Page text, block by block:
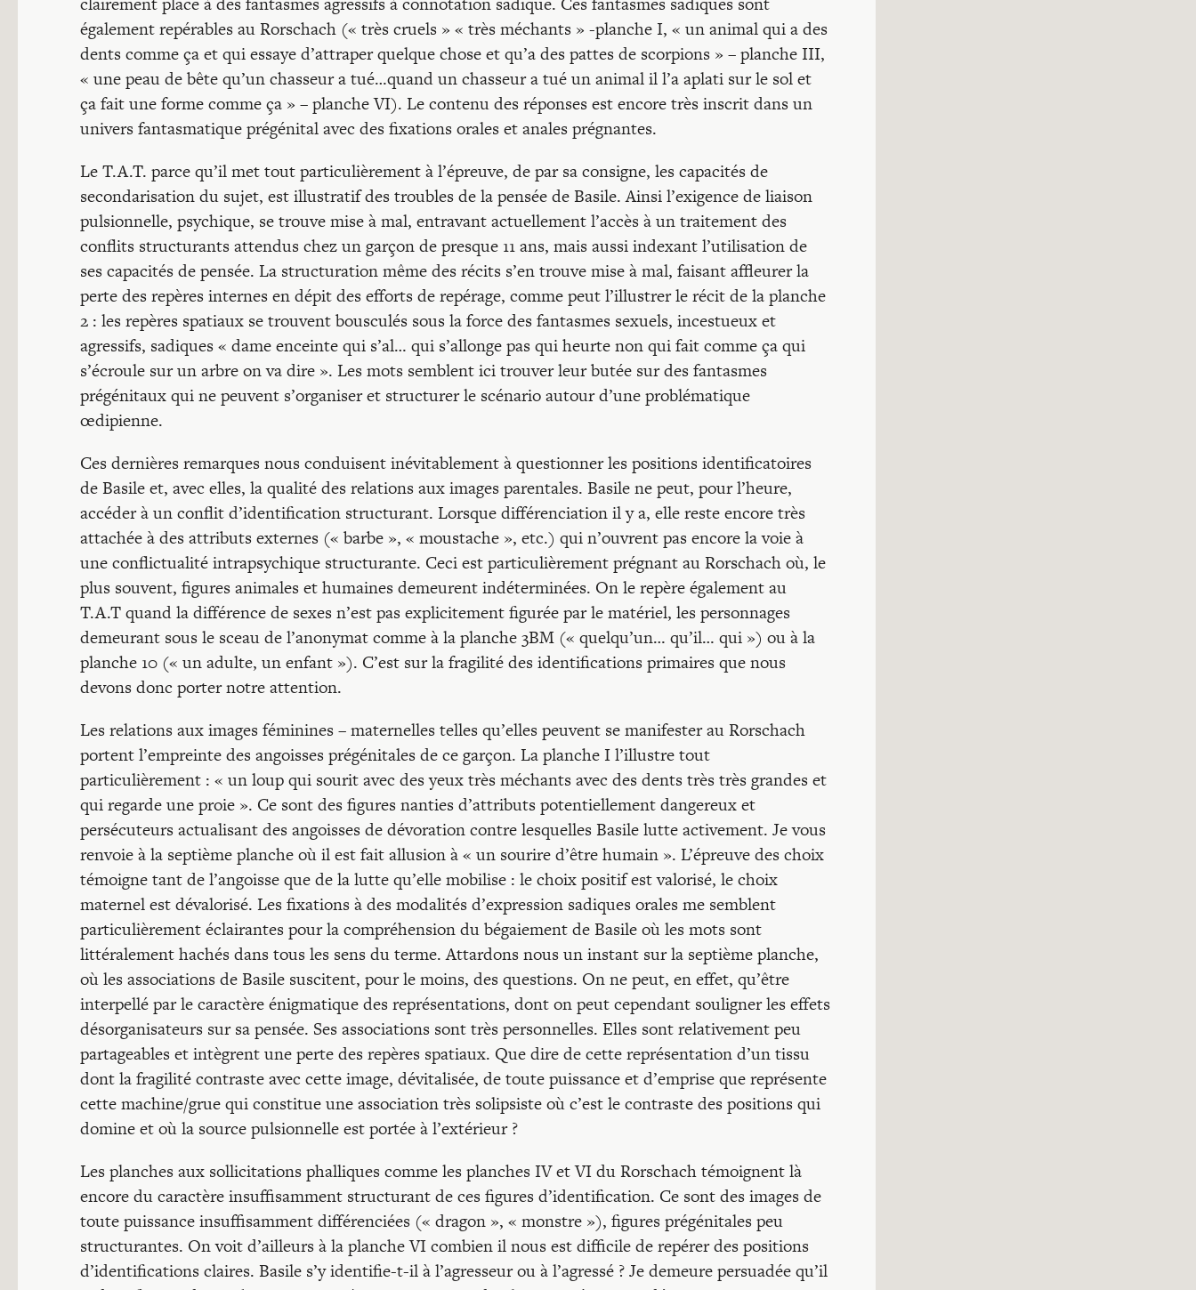
également repérables au Rorschach (« très cruels » « très méchants » -planche I, « un animal qui a des
dents comme ça et qui essaye d’attraper quelque chose et qu’a des pattes de scorpions » – planche III,
« une peau de bête qu’un chasseur a tué…quand un chasseur a tué un animal il l’a aplati sur le sol et
ça fait une forme comme ça » – planche VI). Le contenu des réponses est encore très inscrit dans un
univers fantasmatique prégénital avec des fixations orales et anales prégnantes.
Le T.A.T. parce qu’il met tout particulièrement à l’épreuve, de par sa consigne, les capacités de
secondarisation du sujet, est illustratif des troubles de la pensée de Basile. Ainsi l’exigence de liaison
pulsionnelle, psychique, se trouve mise à mal, entravant actuellement l’accès à un traitement des
conflits structurants attendus chez un garçon de presque 11 ans, mais aussi indexant l’utilisation de
ses capacités de pensée. La structuration même des récits s’en trouve mise à mal, faisant affleurer la
perte des repères internes en dépit des efforts de repérage, comme peut l’illustrer le récit de la planche
2 : les repères spatiaux se trouvent bousculés sous la force des fantasmes sexuels, incestueux et
agressifs, sadiques « dame enceinte qui s’al… qui s’allonge pas qui heurte non qui fait comme ça qui
s’écroule sur un arbre on va dire ». Les mots semblent ici trouver leur butée sur des fantasmes
prégénitaux qui ne peuvent s’organiser et structurer le scénario autour d’une problématique
œdipienne.
Ces dernières remarques nous conduisent inévitablement à questionner les positions identificatoires
de Basile et, avec elles, la qualité des relations aux images parentales. Basile ne peut, pour l’heure,
accéder à un conflit d’identification structurant. Lorsque différenciation il y a, elle reste encore très
attachée à des attributs externes (« barbe », « moustache », etc.) qui n’ouvrent pas encore la voie à
une conflictualité intrapsychique structurante. Ceci est particulièrement prégnant au Rorschach où, le
plus souvent, figures animales et humaines demeurent indéterminées. On le repère également au
T.A.T quand la différence de sexes n’est pas explicitement figurée par le matériel, les personnages
demeurant sous le sceau de l’anonymat comme à la planche 3BM (« quelqu’un… qu’il… qui ») ou à la
planche 10 (« un adulte, un enfant »). C’est sur la fragilité des identifications primaires que nous
devons donc porter notre attention.
Les relations aux images féminines – maternelles telles qu’elles peuvent se manifester au Rorschach
portent l’empreinte des angoisses prégénitales de ce garçon. La planche I l’illustre tout
particulièrement : « un loup qui sourit avec des yeux très méchants avec des dents très très grandes et
qui regarde une proie ». Ce sont des figures nanties d’attributs potentiellement dangereux et
persécuteurs actualisant des angoisses de dévoration contre lesquelles Basile lutte activement. Je vous
renvoie à la septième planche où il est fait allusion à « un sourire d’être humain ». L’épreuve des choix
témoigne tant de l’angoisse que de la lutte qu’elle mobilise : le choix positif est valorisé, le choix
maternel est dévalorisé. Les fixations à des modalités d’expression sadiques orales me semblent
particulièrement éclairantes pour la compréhension du bégaiement de Basile où les mots sont
littéralement hachés dans tous les sens du terme. Attardons nous un instant sur la septième planche,
où les associations de Basile suscitent, pour le moins, des questions. On ne peut, en effet, qu’être
interpellé par le caractère énigmatique des représentations, dont on peut cependant souligner les effets
désorganisateurs sur sa pensée. Ses associations sont très personnelles. Elles sont relativement peu
partageables et intègrent une perte des repères spatiaux. Que dire de cette représentation d’un tissu
dont la fragilité contraste avec cette image, dévitalisée, de toute puissance et d’emprise que représente
cette machine/grue qui constitue une association très solipsiste où c’est le contraste des positions qui
domine et où la source pulsionnelle est portée à l’extérieur ?
Les planches aux sollicitations phalliques comme les planches IV et VI du Rorschach témoignent là
encore du caractère insuffisamment structurant de ces figures d’identification. Ce sont des images de
toute puissance insuffisamment différenciées (« dragon », « monstre »), figures prégénitales peu
structurantes. On voit d’ailleurs à la planche VI combien il nous est difficile de repérer des positions
d’identifications claires. Basile s’y identifie-t-il à l’agresseur ou à l’agressé ? Je demeure persuadée qu’il